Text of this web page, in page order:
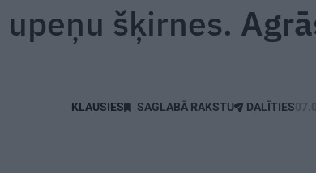
upeņu šķirnes.
SAGLABĀ RAKSTU DALĪTIES